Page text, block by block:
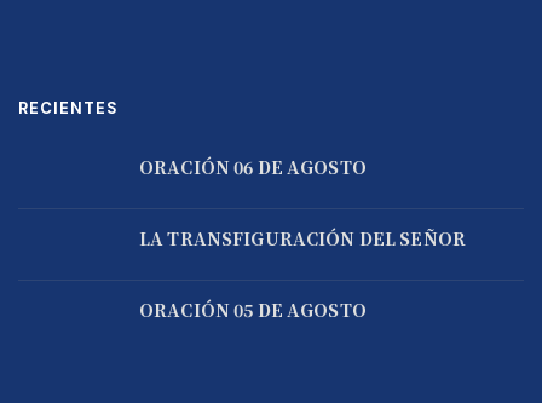
RECIENTES
ORACIÓN 06 DE AGOSTO
LA TRANSFIGURACIÓN DEL SEÑOR
ORACIÓN 05 DE AGOSTO